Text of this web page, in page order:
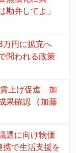
弁してよ」
万円に拡充へ
問われる政策
賃上げ促進 加
果確認 (加藤
選に向け物価
で生活支援を